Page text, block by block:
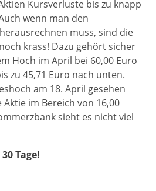
Kursverluste bis zu knapp
wenn man den
muss, sind die
krass! Dazu gehört sicher
Hoch im April bei 60,00 Euro
zu 45,71 Euro nach unten.
am 18. April gesehen
im Bereich von 16,00
sieht es nicht viel
Tage!